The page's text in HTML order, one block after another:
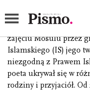
Abdul-Nasser
(ur. 1985), iracki poeta
zajęciu Mosulu przez
Islamskiego (IS) jego
niezgodną z Prawem
poeta ukrywał się w
rodziny i przyjaciół.